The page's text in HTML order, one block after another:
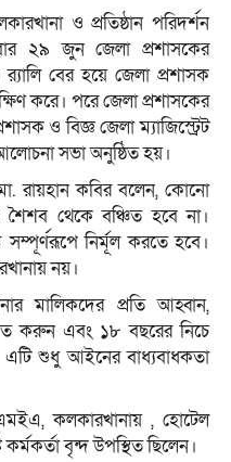
ও প্রতিষ্ঠান পরিদর্শন
২৯ জুন জেলা প্রশাসকের
র‍্যালি বের হয়ে জেলা প্রশাসক
করে। পরে জেলা প্রশাসকের
ও বিজ্ঞ জেলা ম্যাজিস্ট্রেট
সভা অনুষ্ঠিত হয়।
রায়হান কবির বলেন, কোনো
থেকে বঞ্চিত হবে না।
সম্পূর্ণরূপে নির্মূল করতে হবে।
নয়।
মালিকদের প্রতি আহ্বান,
করুন এবং ১৮ বছরের নিচে
শুধু আইনের বাধ্যবাধকতা
কলকারখানায় , হোটেল
বৃন্দ উপস্থিত ছিলেন।